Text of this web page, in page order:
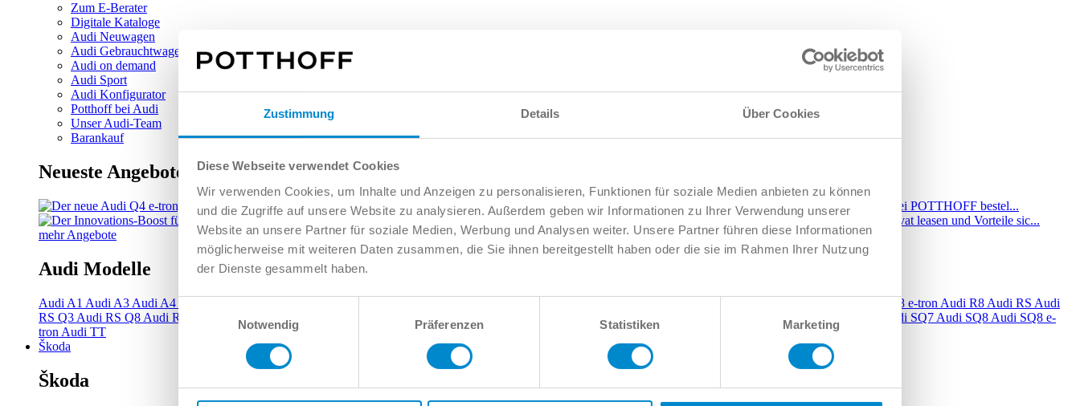
Zustimmung Details Über Cookies
Diese Webseite verwendet Cookies
Wir verwenden Cookies, um Inhalte und Anzeigen zu personalisieren, Funktionen für soziale Medien anbieten zu können
und die Zugriffe auf unsere Website zu analysieren. Außerdem geben wir Informationen zu Ihrer Verwendung unserer
Website an unsere Partner für soziale Medien, Werbung und Analysen weiter. Unsere Partner führen diese Informationen
möglicherweise mit weiteren Daten zusammen, die Sie ihnen bereitgestellt haben oder die sie im Rahmen Ihrer Nutzung
der Dienste gesammelt haben.
Einwilligungsauswahl
Notwendig
Präferenzen Statistiken Marketing
Zum E-Berater
Digitale Kataloge
Audi Neuwagen
Audi Gebrauchtwagen
Audi on demand
Audi Sport
Audi Konfigurator
Potthoff bei Audi
Unser Audi-Team
Barankauf
Neueste Angebote
mehr Angebote
Audi Modelle
Audi A1 Audi A3 Audi A4 Audi Q8 e-tron Audi R8 Audi RS Audi
RS Q3 Audi RS Q8 Audi RS3 Audi RS4 Audi RS5 Audi S1 Audi S5 Audi S6 Audi SQ2 Audi SQ7 Audi SQ8 Audi SQ8 e-
tron Audi TT
Škoda
Škoda